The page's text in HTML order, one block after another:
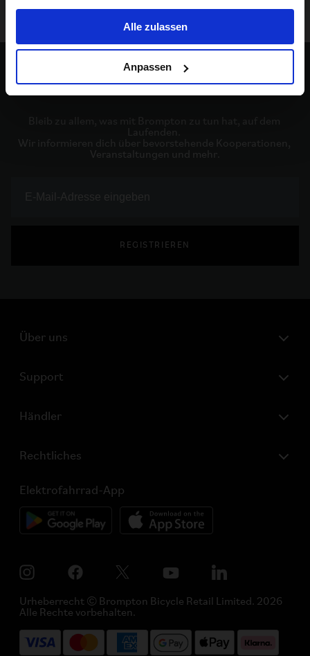
Alle zulassen
Anpassen
Bleib auf dem Laufenden
Laufenden.
Wir informieren dich über bevorstehende Kooperationen,
Veranstaltungen und mehr.
REGISTRIEREN
Über uns
Support
Händler
Rechtliches
Elektrofahrrad-App
Urheberrecht © Brompton Bicycle Retail Limited. 2026
Alle Rechte vorbehalten.